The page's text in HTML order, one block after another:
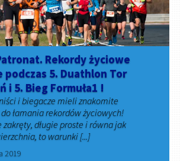
Rekordy życiowe
podczas 5. Duathlon Tor
i 5. Bieg Formuła1 !
i biegacze mieli znakomite
łamania rekordów życiowych!
zakręty, długie proste i równa jak
to warunki [...]
2019